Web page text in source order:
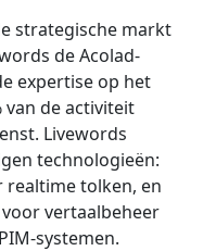
strategische markt
de Acolad-
expertise op het
van de activiteit
Livewords
technologieën:
realtime tolken, en
vertaalbeheer
systemen.